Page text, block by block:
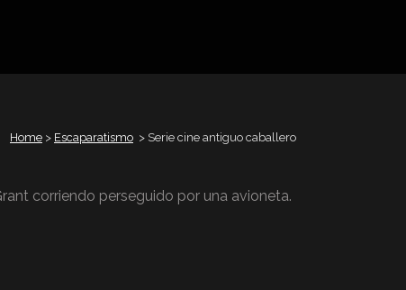
Home > Escaparatismo > Serie cine antiguo caballero
corriendo perseguido por una avioneta.